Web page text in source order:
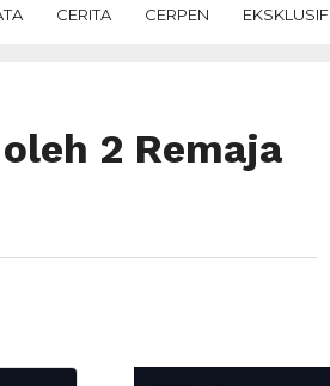
CERITA CERPEN EKSKLUSIF
2 Remaja